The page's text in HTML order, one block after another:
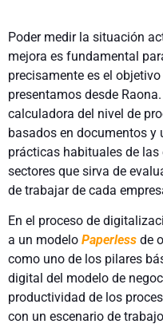
Poder medir la situación
mejora es fundamental
precisamente es el objetivo
presentamos desde
calculadora del nivel de
basados en documentos
prácticas habituales de
sectores que sirva de
de trabajar de cada
En el proceso de
a un modelo Paperless de
como uno de los pilares
digital del modelo de
productividad de los
con un escenario de